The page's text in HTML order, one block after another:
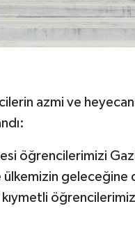
azmi ve
öğrencilerimizi
geleceğine